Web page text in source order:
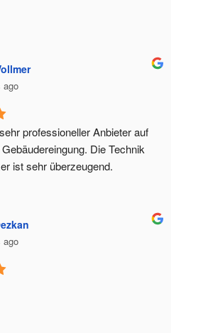
ago
professioneller Anbieter auf
Die Technik
ist sehr überzeugend.
ago